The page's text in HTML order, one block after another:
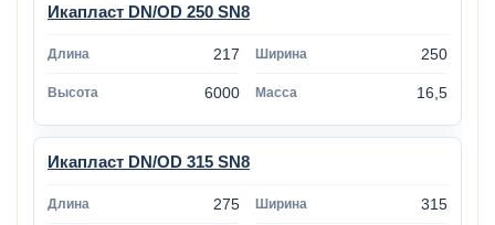
Икапласт DN/OD 250 SN8
217 250
6000 16,5
Икапласт DN/OD 315 SN8
275 315